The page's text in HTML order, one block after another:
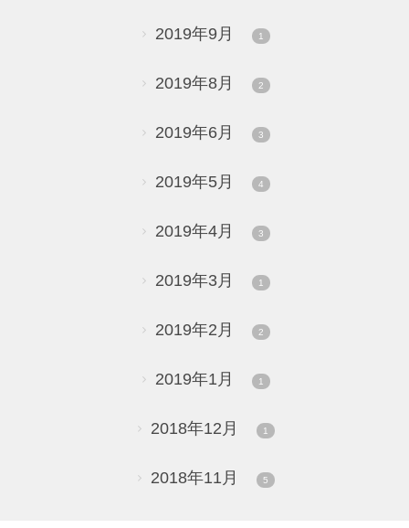
2019年9月 1
2019年8月 2
2019年6月 3
2019年5月 4
2019年4月 3
2019年3月 1
2019年2月 2
2019年1月 1
2018年12月 1
2018年11月 5